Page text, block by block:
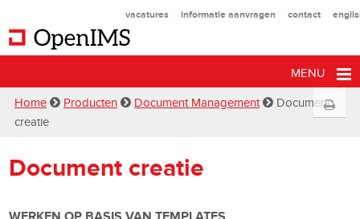
vacatures informatie aanvragen contact
MENU
Home Producten Document Management
Document
creatie
Document creatie
WERKEN OP BASIS VAN TEMPLATES